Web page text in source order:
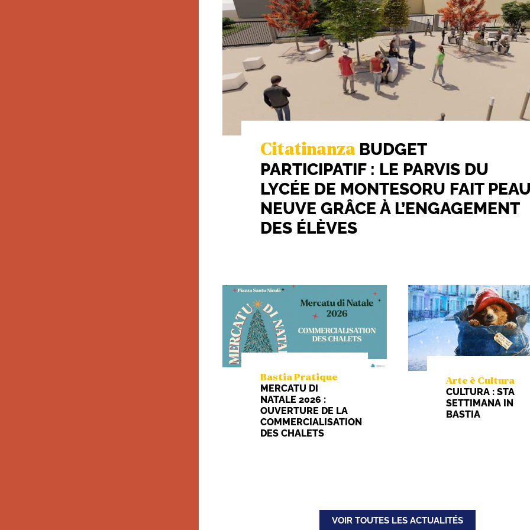
Citatinanza BUDGET
PARTICIPATIF : LE PARVIS DU
LYCÉE DE MONTESORU FAIT
NEUVE GRÂCE À L’ENGAGEMENT
DES ÉLÈVES
Bastia Pratique
MERCATU DI
NATALE 2026 :
OUVERTURE DE LA
COMMERCIALISATION
DES CHALETS
Arte è Cultura
CULTURA : STA
SETTIMANA IN
BASTIA
VOIR TOUTES LES ACTUALITÉS